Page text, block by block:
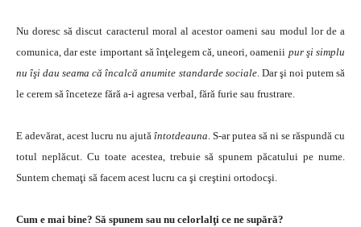
Nu doresc să discut caracterul moral al acestor oameni sau modul lor de a
comunica, dar este important să înţelegem că, uneori, oamenii pur şi simplu
nu îşi dau seama că încalcă anumite standarde sociale. Dar şi noi putem să
le cerem să înceteze fără a-i agresa verbal, fără furie sau frustrare.
E adevărat, acest lucru nu ajută întotdeauna. S-ar putea să ni se răspundă cu
totul neplăcut. Cu toate acestea, trebuie să spunem păcatului pe nume.
Suntem chemaţi să facem acest lucru ca şi creştini ortodocşi.
Cum e mai bine? Să spunem sau nu celorlalţi ce ne supără?